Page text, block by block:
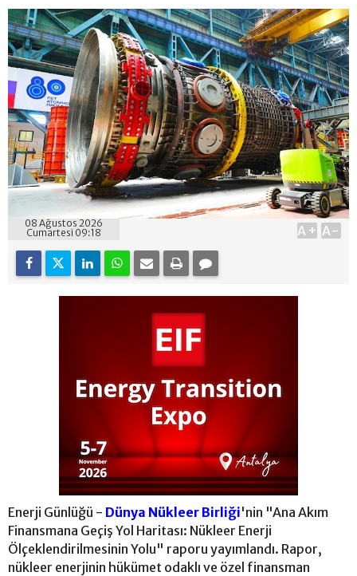
08 Ağustos 2026
Cumartesi 09:18
A+ A-
Enerji Günlüğü - Dünya Nükleer Birliği'nin "Ana Akım
Finansmana Geçiş Yol Haritası: Nükleer Enerji
Ölçeklendirilmesinin Yolu" raporu yayımlandı. Rapor,
nükleer enerjinin hükümet odaklı ve özel finansman